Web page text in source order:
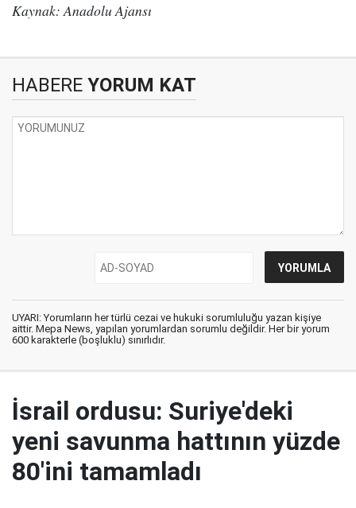
Kaynak: Anadolu Ajansı
HABERE YORUM KAT
UYARI: Yorumların her türlü cezai ve hukuki sorumluluğu yazan kişiye
aittir. Mepa News, yapılan yorumlardan sorumlu değildir. Her bir yorum
600 karakterle (boşluklu) sınırlıdır.
İsrail ordusu: Suriye'deki
yeni savunma hattının yüzde
80'ini tamamladı